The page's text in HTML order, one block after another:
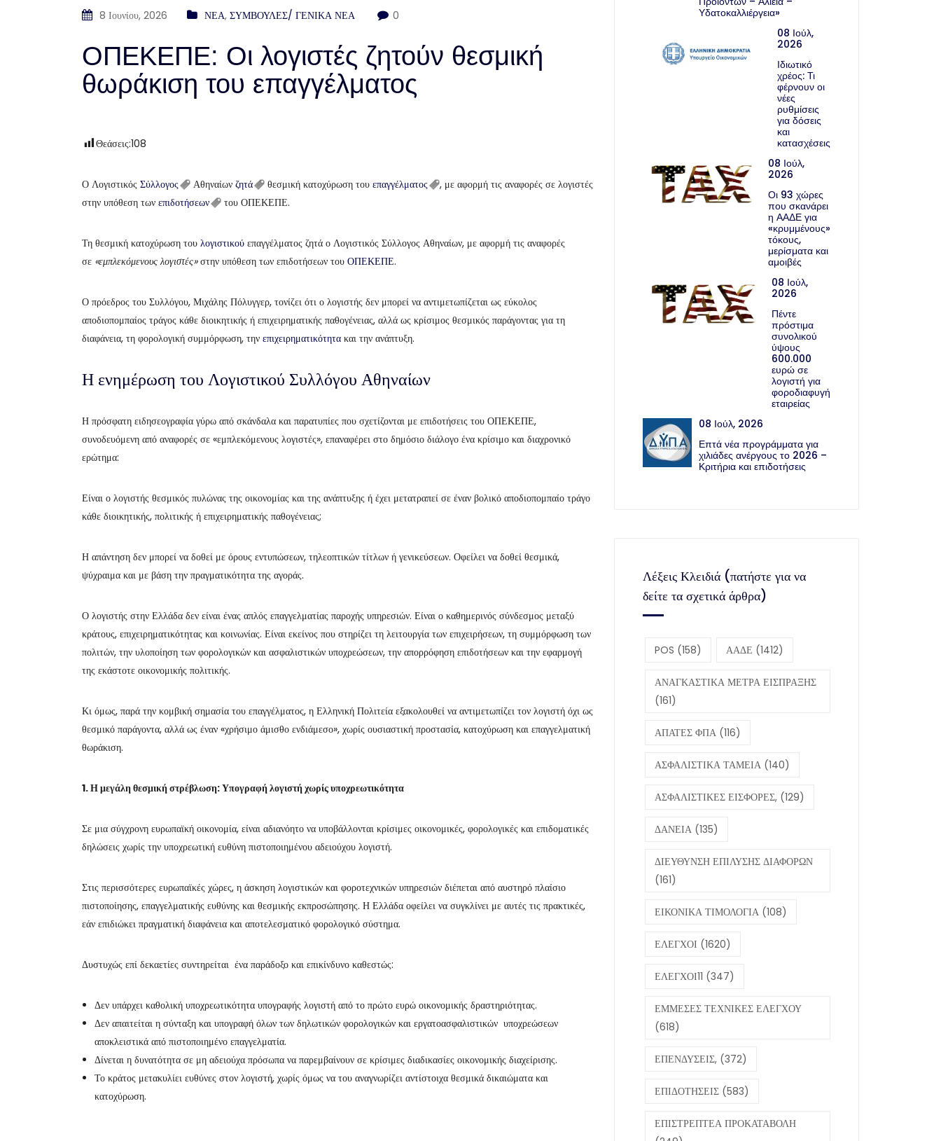
8 Ιουνίου, 2026 ΝΕΑ, ΣΥΜΒΟΥΛΕΣ/ ΓΕΝΙΚΑ ΝΕΑ 0
ΟΠΕΚΕΠΕ: Οι λογιστές ζητούν θεσμική
θωράκιση του επαγγέλματος
Θεάσεις:108
Ο Λογιστικός Σύλλογος Αθηναίων ζητά θεσμική κατοχύρωση του επαγγέλματος
, με αφορμή τις αναφορές σε λογιστές
στην υπόθεση των επιδοτήσεων του ΟΠΕΚΕΠΕ.
Τη θεσμική κατοχύρωση του λογιστικού επαγγέλματος ζητά ο Λογιστικός Σύλλογος Αθηναίων, με αφορμή τις αναφορές
σε «εμπλεκόμενους λογιστές»στην υπόθεση των επιδοτήσεων του ΟΠΕΚΕΠΕ.
Ο πρόεδρος του Συλλόγου, Μιχάλης Πόλυγγερ, τονίζει ότι ο λογιστής δεν μπορεί να αντιμετωπίζεται ως εύκολος
αποδιοπομπαίος τράγος κάθε διοικητικής ή επιχειρηματικής παθογένειας, αλλά ως κρίσιμος θεσμικός παράγοντας για τη
διαφάνεια, τη φορολογική συμμόρφωση, την επιχειρηματικότητα και την ανάπτυξη.
Η ενημέρωση του Λογιστικού Συλλόγου Αθηναίων
Η πρόσφατη ειδησεογραφία γύρω από σκάνδαλα και παρατυπίες που σχετίζονται με επιδοτήσεις του ΟΠΕΚΕΠΕ,
συνοδευόμενη από αναφορές σε «εμπλεκόμενους λογιστές», επαναφέρει στο δημόσιο διάλογο ένα κρίσιμο και διαχρονικό
ερώτημα:
Είναι ο λογιστής θεσμικός πυλώνας της οικονομίας και της ανάπτυξης ή έχει μετατραπεί σε έναν βολικό αποδιοπομπαίο τράγο
κάθε διοικητικής, πολιτικής ή επιχειρηματικής παθογένειας;
Η απάντηση δεν μπορεί να δοθεί με όρους εντυπώσεων, τηλεοπτικών τίτλων ή γενικεύσεων. Οφείλει να δοθεί θεσμικά,
ψύχραιμα και με βάση την πραγματικότητα της αγοράς.
Ο λογιστής στην Ελλάδα δεν είναι ένας απλός επαγγελματίας παροχής υπηρεσιών. Είναι ο καθημερινός σύνδεσμος μεταξύ
κράτους, επιχειρηματικότητας και κοινωνίας. Είναι εκείνος που στηρίζει τη λειτουργία των επιχειρήσεων, τη συμμόρφωση των
πολιτών, την υλοποίηση των φορολογικών και ασφαλιστικών υποχρεώσεων, την απορρόφηση επιδοτήσεων και την εφαρμογή
της εκάστοτε οικονομικής πολιτικής.
Κι όμως, παρά την κομβική σημασία του επαγγέλματος, η Ελληνική Πολιτεία εξακολουθεί να αντιμετωπίζει τον λογιστή όχι ως
θεσμικό παράγοντα, αλλά ως έναν «χρήσιμο άμισθο ενδιάμεσο», χωρίς ουσιαστική προστασία, κατοχύρωση και επαγγελματική
θωράκιση.
1. Η μεγάλη θεσμική στρέβλωση: Υπογραφή λογιστή χωρίς υποχρεωτικότητα
Σε μια σύγχρονη ευρωπαϊκή οικονομία, είναι αδιανόητο να υποβάλλονται κρίσιμες οικονομικές, φορολογικές και επιδοματικές
δηλώσεις χωρίς την υποχρεωτική ευθύνη πιστοποιημένου αδειούχου λογιστή.
Στις περισσότερες ευρωπαϊκές χώρες, η άσκηση λογιστικών και φοροτεχνικών υπηρεσιών διέπεται από αυστηρό πλαίσιο
πιστοποίησης, επαγγελματικής ευθύνης και θεσμικής εκπροσώπησης. Η Ελλάδα οφείλει να συγκλίνει με αυτές τις πρακτικές,
εάν επιδιώκει πραγματική διαφάνεια και αποτελεσματικό φορολογικό σύστημα.
Δυστυχώς επί δεκαετίες συντηρείται ένα παράδοξο και επικίνδυνο καθεστώς:
Δεν υπάρχει καθολική υποχρεωτικότητα υπογραφής λογιστή από το πρώτο ευρώ οικονομικής δραστηριότητας.
Δεν απαιτείται η σύνταξη και υπογραφή όλων των δηλωτικών φορολογικών και εργατοασφαλιστικών υποχρεώσεων
αποκλειστικά από πιστοποιημένο επαγγελματία.
Δίνεται η δυνατότητα σε μη αδειούχα πρόσωπα να παρεμβαίνουν σε κρίσιμες διαδικασίες οικονομικής διαχείρισης.
Το κράτος μετακυλίει ευθύνες στον λογιστή, χωρίς όμως να του αναγνωρίζει αντίστοιχα θεσμικά δικαιώματα και
κατοχύρωση.
Υδατοκαλλιέργεια»
08 Ιούλ,
2026
Ιδιωτικό
χρέος: Τι
φέρνουν οι
νέες
ρυθμίσεις
για δόσεις
και
κατασχέσεις
08 Ιούλ,
2026
Οι 93 χώρες
που σκανάρει
η ΑΑΔΕ για
«κρυμμένους»
τόκους,
μερίσματα και
αμοιβές
08 Ιούλ,
2026
Πέντε
πρόστιμα
συνολικού
ύψους
600.000
ευρώ σε
λογιστή για
φοροδιαφυγή
εταιρείας
08 Ιούλ, 2026
Επτά νέα προγράμματα για
χιλιάδες ανέργους το 2026 –
Κριτήρια και επιδοτήσεις
Λέξεις Κλειδιά (πατήστε για να
δείτε τα σχετικά άρθρα)
POS (158) ΑΑΔΕ (1412)
ΑΝΑΓΚΑΣΤΙΚΑ ΜΕΤΡΑ ΕΙΣΠΡΑΞΗΣ
(161)
ΑΠΑΤΕΣ ΦΠΑ (116)
ΑΣΦΑΛΙΣΤΙΚΑ ΤΑΜΕΙΑ (140)
ΑΣΦΑΛΙΣΤΙΚΕΣ ΕΙΣΦΟΡΕΣ, (129)
ΔΑΝΕΙΑ (135)
ΔΙΕΥΘΥΝΣΗ ΕΠΙΛΥΣΗΣ ΔΙΑΦΟΡΩΝ
(161)
ΕΙΚΟΝΙΚΑ ΤΙΜΟΛΟΓΙΑ (108)
ΕΛΕΓΧΟΙ (1620)
ΕΛΕΓΧΟΙ11 (347)
ΕΜΜΕΣΕΣ ΤΕΧΝΙΚΕΣ ΕΛΕΓΧΟΥ
(618)
ΕΠΕΝΔΥΣΕΙΣ, (372)
ΕΠΙΔΟΤΗΣΕΙΣ (583)
ΕΠΙΣΤΡΕΠΤΕΑ ΠΡΟΚΑΤΑΒΟΛΗ